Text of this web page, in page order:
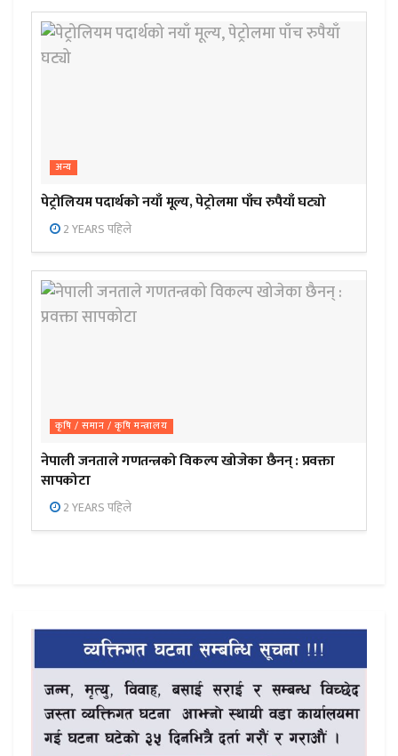
अन्य
पेट्रोलियम पदार्थको नयाँ मूल्य, पेट्रोलमा पाँच रुपैयाँ घट्यो
2 YEARS पहिले
कृषि / समान / कृषि मन्त्रालय
नेपाली जनताले गणतन्त्रको विकल्प खोजेका छैनन् : प्रवक्ता
सापकोटा
2 YEARS पहिले